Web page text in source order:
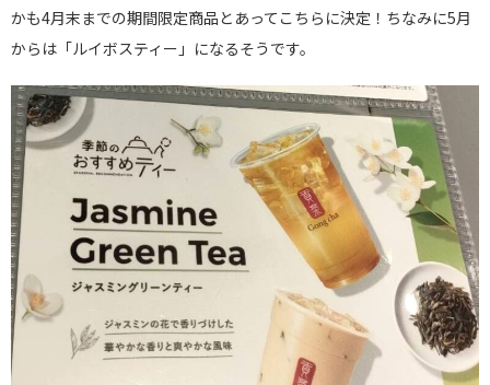
かも4月末までの期間限定商品とあってこちらに決定！ちなみに5月
からは「ルイボスティー」になるそうです。